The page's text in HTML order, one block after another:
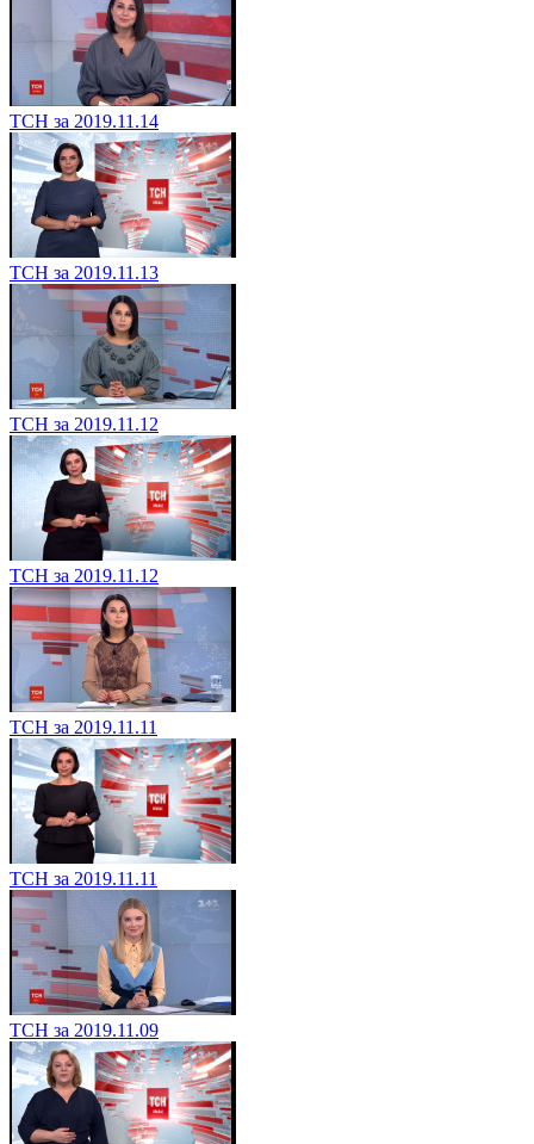
ТСН за 2019.11.14
ТСН за 2019.11.13
ТСН за 2019.11.12
ТСН за 2019.11.12
ТСН за 2019.11.11
ТСН за 2019.11.11
ТСН за 2019.11.09